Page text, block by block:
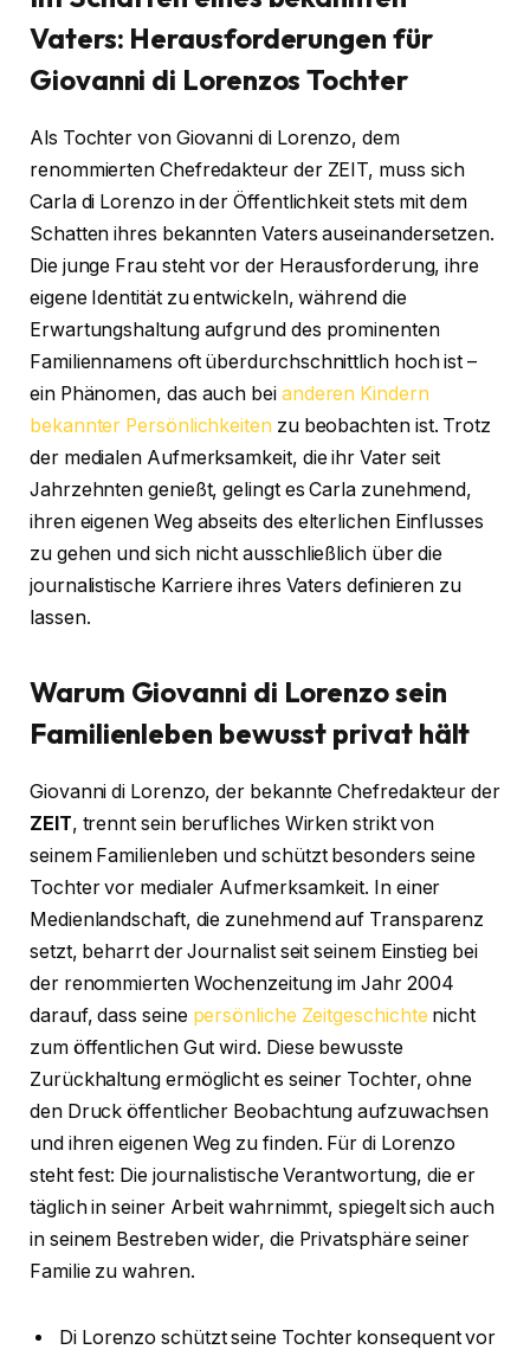
Vaters: Herausforderungen für
Giovanni di Lorenzos Tochter
Als Tochter von Giovanni di Lorenzo, dem
renommierten Chefredakteur der ZEIT, muss sich
Carla di Lorenzo in der Öffentlichkeit stets mit dem
Schatten ihres bekannten Vaters auseinandersetzen.
Die junge Frau steht vor der Herausforderung, ihre
eigene Identität zu entwickeln, während die
Erwartungshaltung aufgrund des prominenten
Familiennamens oft überdurchschnittlich hoch ist –
ein Phänomen, das auch bei anderen Kindern
bekannter Persönlichkeiten zu beobachten ist. Trotz
der medialen Aufmerksamkeit, die ihr Vater seit
Jahrzehnten genießt, gelingt es Carla zunehmend,
ihren eigenen Weg abseits des elterlichen Einflusses
zu gehen und sich nicht ausschließlich über die
journalistische Karriere ihres Vaters definieren zu
lassen.
Warum Giovanni di Lorenzo sein
Familienleben bewusst privat hält
Giovanni di Lorenzo, der bekannte Chefredakteur der
ZEIT, trennt sein berufliches Wirken strikt von
seinem Familienleben und schützt besonders seine
Tochter vor medialer Aufmerksamkeit. In einer
Medienlandschaft, die zunehmend auf Transparenz
setzt, beharrt der Journalist seit seinem Einstieg bei
der renommierten Wochenzeitung im Jahr 2004
darauf, dass seine persönliche Zeitgeschichte nicht
zum öffentlichen Gut wird. Diese bewusste
Zurückhaltung ermöglicht es seiner Tochter, ohne
den Druck öffentlicher Beobachtung aufzuwachsen
und ihren eigenen Weg zu finden. Für di Lorenzo
steht fest: Die journalistische Verantwortung, die er
täglich in seiner Arbeit wahrnimmt, spiegelt sich auch
in seinem Bestreben wider, die Privatsphäre seiner
Familie zu wahren.
Di Lorenzo schützt seine Tochter konsequent vor